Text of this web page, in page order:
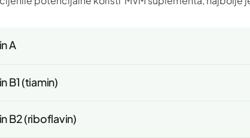
A
B1 (tiamin)
B2 (riboflavin)